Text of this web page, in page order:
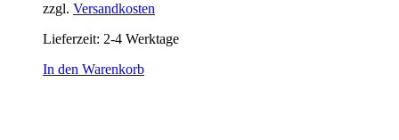
zzgl. Versandkosten
Lieferzeit: 2-4 Werktage
In den Warenkorb